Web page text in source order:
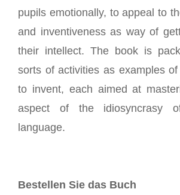
pupils emotionally, to appeal to
and inventiveness as way of
their intellect. The book is
sorts of activities as examples
to invent, each aimed at
aspect of the idiosyncrasy
language.
Bestellen Sie das Buch